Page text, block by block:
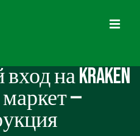
на KRAKEN
—